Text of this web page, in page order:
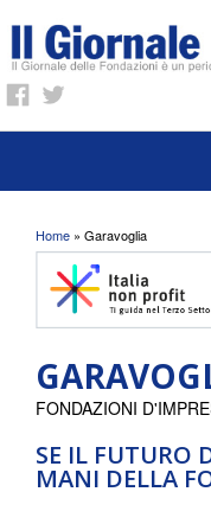
Tu sei qui
Home » Garavoglia
SE IL FUTURO
MANI DELLA
FONDAZIONI